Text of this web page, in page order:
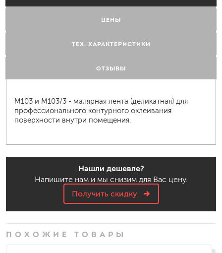
ЦЕНЫ
ТЕХ. ХАРАКТЕРИСТИКИ
ОТЗЫВЫ
M103 и M103/3 - малярная лента (деликатная) для
профессионального контурного оклеивания
поверхности внутри помещения.
Нашли дешевле?
Напишите нам и мы снизим для Вас цену.
Получить скидку
ПОХОЖИЕ ТОВАРЫ